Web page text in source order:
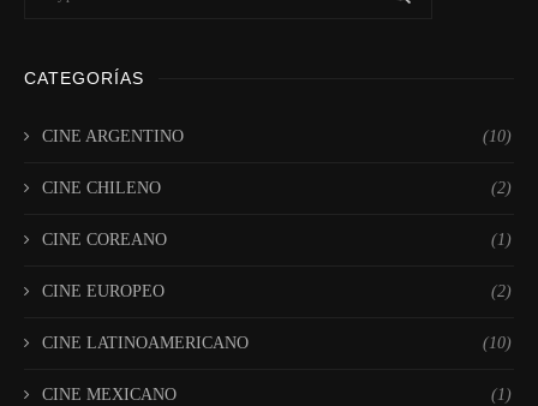
CATEGORÍAS
CINE ARGENTINO (10)
CINE CHILENO (2)
CINE COREANO (1)
CINE EUROPEO (2)
CINE LATINOAMERICANO (10)
CINE MEXICANO (1)